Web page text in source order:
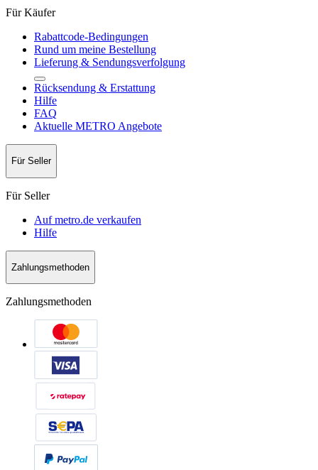
Für Käufer
Rabattcode-Bedingungen
Rund um meine Bestellung
Lieferung & Sendungsverfolgung
Rücksendung & Erstattung
Hilfe
FAQ
Aktuelle METRO Angebote
Für Seller
Für Seller
Auf metro.de verkaufen
Hilfe
Zahlungsmethoden
Zahlungsmethoden